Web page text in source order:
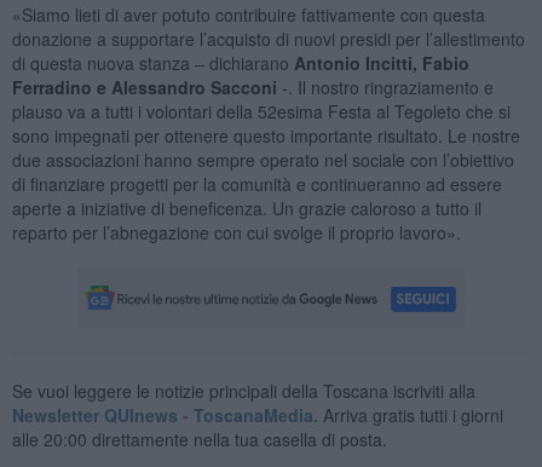
«Siamo lieti di aver potuto contribuire fattivamente con questa
donazione a supportare l’acquisto di nuovi presidi per l’allestimento
di questa nuova stanza – dichiarano Antonio Incitti, Fabio
Ferradino e Alessandro Sacconi -. Il nostro ringraziamento e
plauso va a tutti i volontari della 52esima Festa al Tegoleto che si
sono impegnati per ottenere questo importante risultato. Le nostre
due associazioni hanno sempre operato nel sociale con l’obiettivo
di finanziare progetti per la comunità e continueranno ad essere
aperte a iniziative di beneficenza. Un grazie caloroso a tutto il
reparto per l’abnegazione con cui svolge il proprio lavoro».
Se vuoi leggere le notizie principali della Toscana iscriviti alla
Newsletter QUInews - ToscanaMedia. Arriva gratis tutti i giorni
alle 20:00 direttamente nella tua casella di posta.